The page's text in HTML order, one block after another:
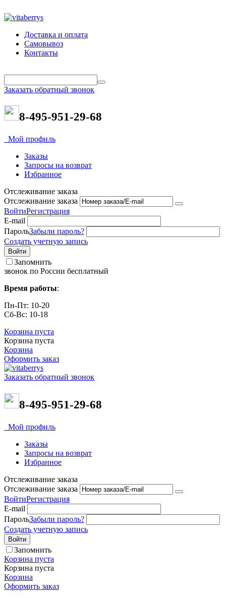
Доставка и оплата
Самовывоз
Контакты
Заказать обратный звонок
8-495-951-29-68
Мой профиль
Заказы
Запросы на возврат
Избранное
Отслеживание заказа
Отслеживание заказа
ВойтиРегистрация
E-mail
ПарольЗабыли пароль?
Создать учетную запись
Войти
Запомнить
звонок по России бесплатный
Время работы:
Пн-Пт: 10-20
Сб-Вс: 10-18
Корзина пуста
Корзина пуста
Корзина
Оформить заказ
Заказать обратный звонок
8-495-951-29-68
Мой профиль
Заказы
Запросы на возврат
Избранное
Отслеживание заказа
Отслеживание заказа
ВойтиРегистрация
E-mail
ПарольЗабыли пароль?
Создать учетную запись
Войти
Запомнить
Корзина пуста
Корзина пуста
Корзина
Оформить заказ